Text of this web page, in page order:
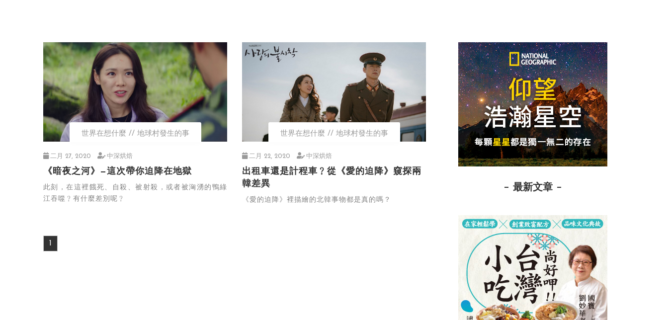
世界在想什麼 地球村發生的事
二月 27, 2020 中深烘焙
《暗夜之河》—這次帶你迫降在地獄
此刻，在這裡餓死、自殺、被射殺，或者被洶湧的鴨綠
江吞噬﹖有什麼差別呢﹖
世界在想什麼 地球村發生的事
二月 22, 2020 中深烘焙
出租車還是計程車﹖從《愛的迫降》窺探兩
韓差異
《愛的迫降》裡描繪的北韓事物都是真的嗎？
1
最新文章